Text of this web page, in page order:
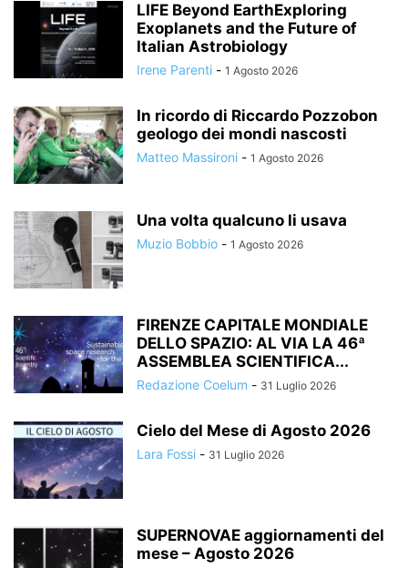
LIFE Beyond EarthExploring
Exoplanets and the Future of
Italian Astrobiology
Irene Parenti - 1 Agosto 2026
In ricordo di Riccardo Pozzobon
geologo dei mondi nascosti
Matteo Massironi - 1 Agosto 2026
Una volta qualcuno li usava
Muzio Bobbio - 1 Agosto 2026
FIRENZE CAPITALE MONDIALE
DELLO SPAZIO: AL VIA LA 46ª
ASSEMBLEA SCIENTIFICA...
Redazione Coelum - 31 Luglio 2026
Cielo del Mese di Agosto 2026
Lara Fossi - 31 Luglio 2026
SUPERNOVAE aggiornamenti del
mese – Agosto 2026